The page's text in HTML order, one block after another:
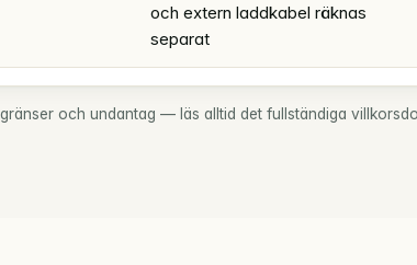
och extern laddkabel räknas
separat
och undantag — läs alltid det fullständiga